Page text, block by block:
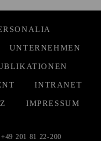
UNTERNEHMEN
INTRANET
IMPRESSUM
+49 201 81 22-200